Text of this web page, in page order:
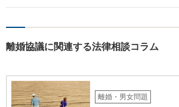
れば早めに弁護士に相談し、弁護士から回答を
離婚協議に関連する法律相談コラム
離婚・男女問題